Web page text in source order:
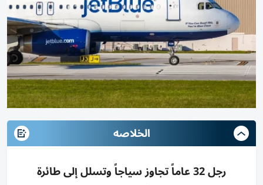
الخلاصه
رجل 32 عاماً تجاوز سياجاً وتسلل إلى طائرة